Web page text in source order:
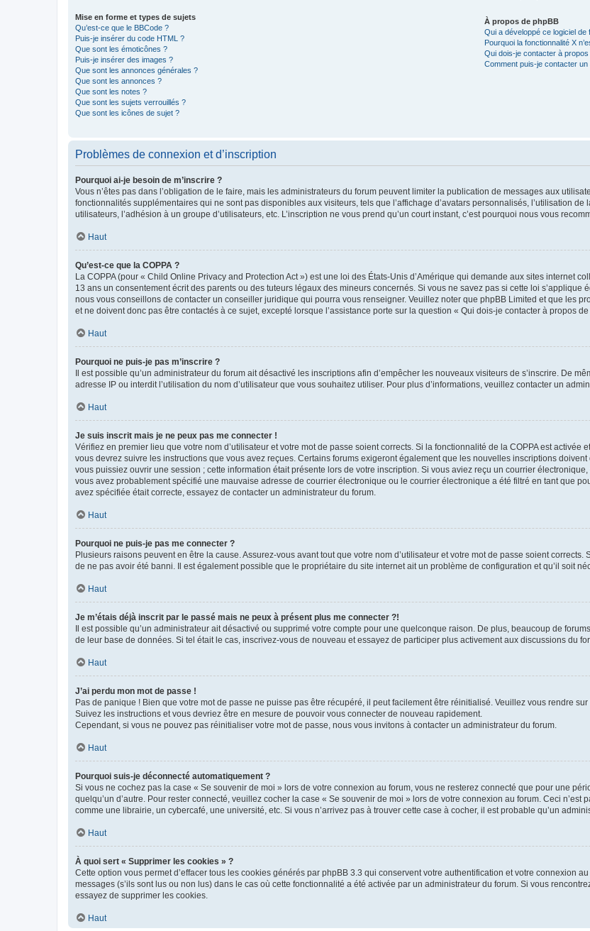
Mise en forme et types de sujets
Qu’est-ce que le BBCode ?
Puis-je insérer du code HTML ?
Que sont les émoticônes ?
Puis-je insérer des images ?
Que sont les annonces générales ?
Que sont les annonces ?
Que sont les notes ?
Que sont les sujets verrouillés ?
Que sont les icônes de sujet ?
À propos de phpBB
Qui a développé ce logiciel
Pourquoi la fonctionnalité X
Qui dois-je contacter à propos
Comment puis-je contacter
Problèmes de connexion et d’inscription
Pourquoi ai-je besoin de m’inscrire ?
Vous n’êtes pas dans l’obligation de le faire, mais les administrateurs du forum peuvent limiter la publication de messages aux
fonctionnalités supplémentaires qui ne sont pas disponibles aux visiteurs, tels que l’affichage d’avatars personnalisés, l’utilisation
utilisateurs, l’adhésion à un groupe d’utilisateurs, etc. L’inscription ne vous prend qu’un court instant, c’est pourquoi nous vous
Haut
Qu’est-ce que la COPPA ?
La COPPA (pour « Child Online Privacy and Protection Act ») est une loi des États-Unis d’Amérique qui demande aux sites internet
13 ans un consentement écrit des parents ou des tuteurs légaux des mineurs concernés. Si vous ne savez pas si cette loi s’applique
nous vous conseillons de contacter un conseiller juridique qui pourra vous renseigner. Veuillez noter que phpBB Limited et que les
et ne doivent donc pas être contactés à ce sujet, excepté lorsque l’assistance porte sur la question « Qui dois-je contacter à propos
Haut
Pourquoi ne puis-je pas m’inscrire ?
Il est possible qu’un administrateur du forum ait désactivé les inscriptions afin d’empêcher les nouveaux visiteurs de s’inscrire. De
adresse IP ou interdit l’utilisation du nom d’utilisateur que vous souhaitez utiliser. Pour plus d’informations, veuillez contacter un
Haut
Je suis inscrit mais je ne peux pas me connecter !
Vérifiez en premier lieu que votre nom d’utilisateur et votre mot de passe soient corrects. Si la fonctionnalité de la COPPA est activée
vous devrez suivre les instructions que vous avez reçues. Certains forums exigeront également que les nouvelles inscriptions
vous puissiez ouvrir une session ; cette information était présente lors de votre inscription. Si vous aviez reçu un courrier
vous avez probablement spécifié une mauvaise adresse de courrier électronique ou le courrier électronique a été filtré en tant que
avez spécifiée était correcte, essayez de contacter un administrateur du forum.
Haut
Pourquoi ne puis-je pas me connecter ?
Plusieurs raisons peuvent en être la cause. Assurez-vous avant tout que votre nom d’utilisateur et votre mot de passe soient
de ne pas avoir été banni. Il est également possible que le propriétaire du site internet ait un problème de configuration et qu’il soit
Haut
Je m’étais déjà inscrit par le passé mais ne peux à présent plus me connecter ?!
Il est possible qu’un administrateur ait désactivé ou supprimé votre compte pour une quelconque raison. De plus, beaucoup de
de leur base de données. Si tel était le cas, inscrivez-vous de nouveau et essayez de participer plus activement aux discussions du
Haut
J’ai perdu mon mot de passe !
Pas de panique ! Bien que votre mot de passe ne puisse pas être récupéré, il peut facilement être réinitialisé. Veuillez vous rendre
Suivez les instructions et vous devriez être en mesure de pouvoir vous connecter de nouveau rapidement.
Cependant, si vous ne pouvez pas réinitialiser votre mot de passe, nous vous invitons à contacter un administrateur du forum.
Haut
Pourquoi suis-je déconnecté automatiquement ?
Si vous ne cochez pas la case « Se souvenir de moi » lors de votre connexion au forum, vous ne resterez connecté que pour une
quelqu’un d’autre. Pour rester connecté, veuillez cocher la case « Se souvenir de moi » lors de votre connexion au forum. Ceci
comme une librairie, un cybercafé, une université, etc. Si vous n’arrivez pas à trouver cette case à cocher, il est probable qu’un
Haut
À quoi sert « Supprimer les cookies » ?
Cette option vous permet d’effacer tous les cookies générés par phpBB 3.3 qui conservent votre authentification et votre connexion
messages (s’ils sont lus ou non lus) dans le cas où cette fonctionnalité a été activée par un administrateur du forum. Si vous
essayez de supprimer les cookies.
Haut